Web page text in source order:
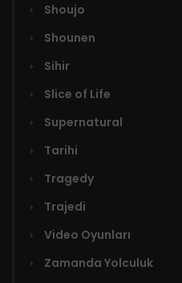
Shoujo
Shounen
Sihir
Slice of Life
Supernatural
Tarihi
Tragedy
Trajedi
Video Oyunları
Zamanda Yolculuk